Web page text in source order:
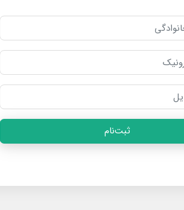
ثبت‌نام